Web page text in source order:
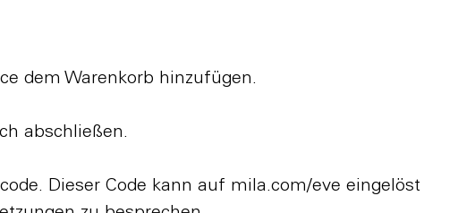
dem Warenkorb hinzufügen.
abschließen.
Dieser Code kann auf mila.com/eve eingelöst